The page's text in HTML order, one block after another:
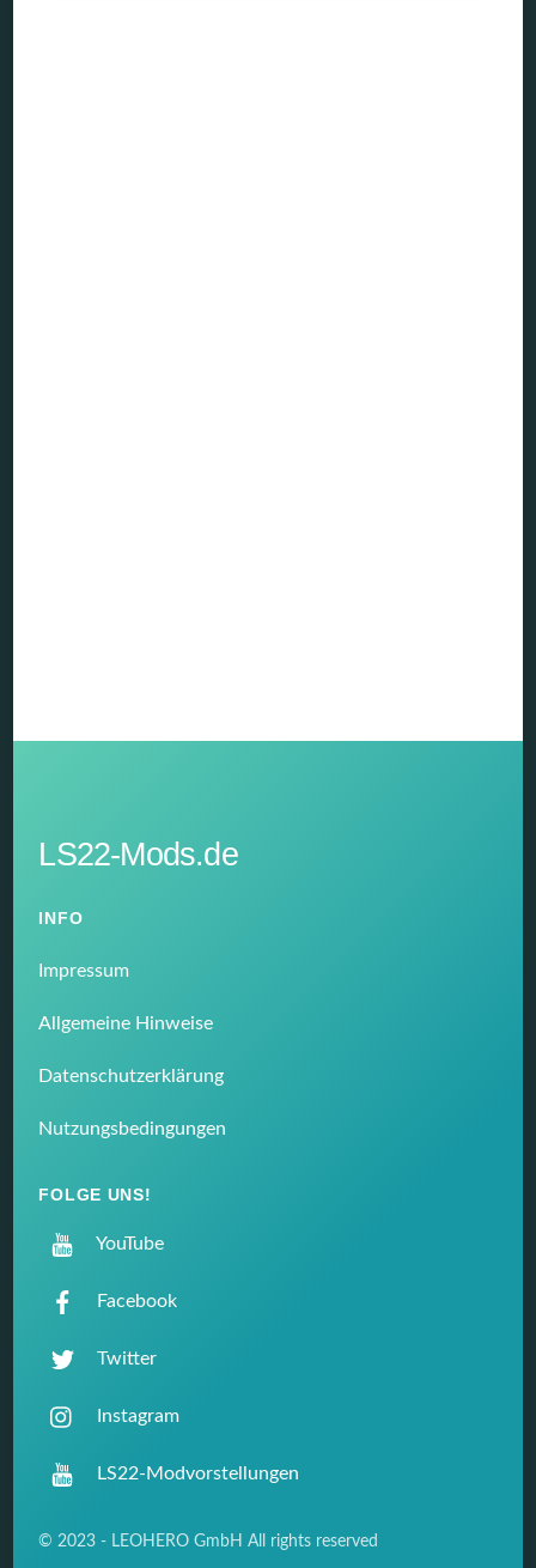
LS22-Mods.de
INFO
Impressum
Allgemeine Hinweise
Datenschutzerklärung
Nutzungsbedingungen
FOLGE UNS!
YouTube
Facebook
Twitter
Instagram
LS22-Modvorstellungen
© 2023 - LEOHERO GmbH All rights reserved